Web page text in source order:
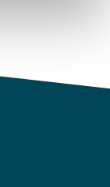
web con
y análisis